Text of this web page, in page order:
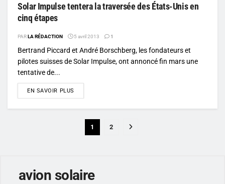
Solar Impulse tentera la traversée des États-Unis en
cinq étapes
PARLA RÉDACTION 5 avril 2013 1
Bertrand Piccard et André Borschberg, les fondateurs et
pilotes suisses de Solar Impulse, ont annoncé fin mars une
tentative de...
EN SAVOIR PLUS
1 2
avion solaire